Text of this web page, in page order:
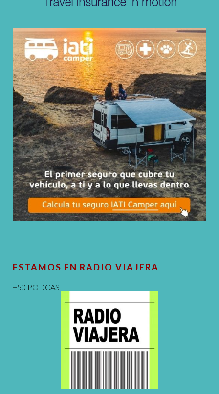
ESTAMOS EN RADIO VIAJERA
+50 PODCAST